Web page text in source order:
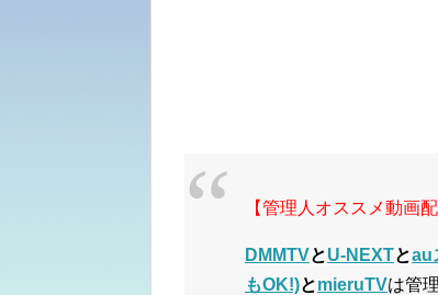
【管理人オススメ動画
DMMTVとU-NEXTとau
もOK!)とmieruTVは管